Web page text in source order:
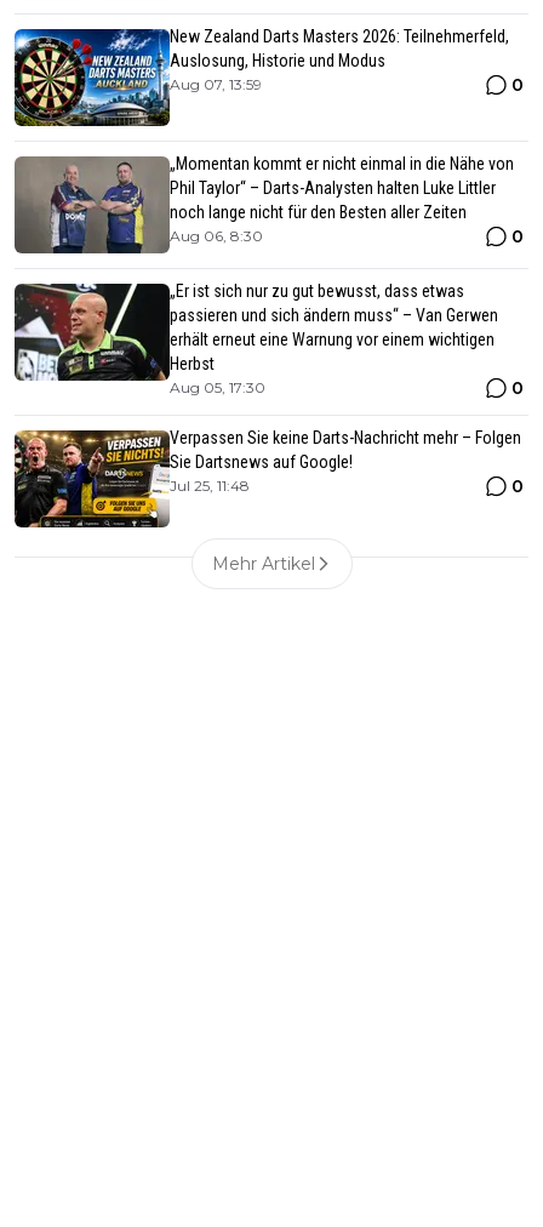
New Zealand Darts Masters 2026: Teilnehmerfeld,
Auslosung, Historie und Modus
Aug 07, 13:59 0
„Momentan kommt er nicht einmal in die Nähe von
Phil Taylor“ – Darts-Analysten halten Luke Littler
noch lange nicht für den Besten aller Zeiten
Aug 06, 8:30 0
„Er ist sich nur zu gut bewusst, dass etwas
passieren und sich ändern muss“ – Van Gerwen
erhält erneut eine Warnung vor einem wichtigen
Herbst
Aug 05, 17:30 0
Verpassen Sie keine Darts-Nachricht mehr – Folgen
Sie Dartsnews auf Google!
Jul 25, 11:48 0
Mehr Artikel